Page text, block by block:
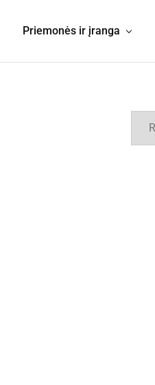
Priemonės ir įranga